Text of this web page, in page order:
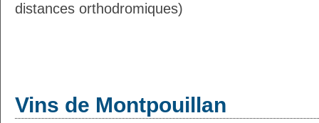
distances orthodromiques)
Vins de Montpouillan